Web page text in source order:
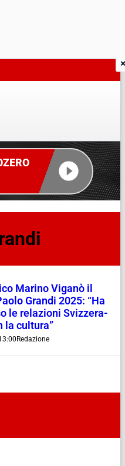
Marino Viganò il
Grandi 2025: “Ha
le relazioni Svizzera-
la cultura”
Redazione